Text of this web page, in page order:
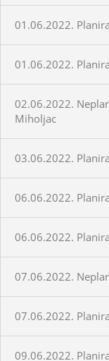
01.06.2022.
01.06.2022.
02.06.2022.
Miholjac
03.06.2022.
06.06.2022.
06.06.2022.
07.06.2022.
07.06.2022.
09.06.2022.